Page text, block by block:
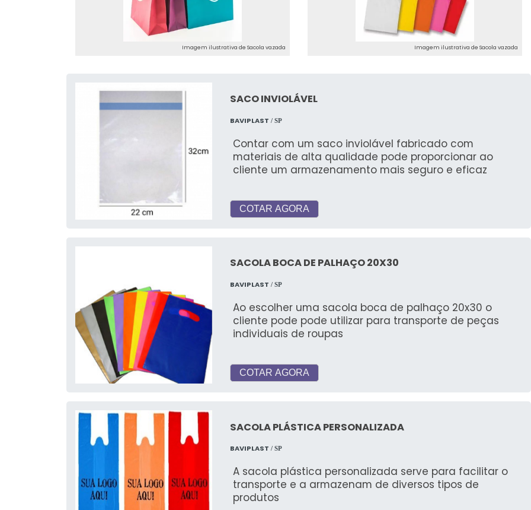
Imagem ilustrativa de Sacola vazada Imagem ilustrativa de Sacola vazada
SACO INVIOLÁVEL
BAVIPLAST / SP
Contar com um saco inviolável fabricado com
materiais de alta qualidade pode proporcionar ao
cliente um armazenamento mais seguro e eficaz
COTAR AGORA
SACOLA BOCA DE PALHAÇO 20X30
BAVIPLAST / SP
Ao escolher uma sacola boca de palhaço 20x30 o
cliente pode pode utilizar para transporte de peças
individuais de roupas
COTAR AGORA
SACOLA PLÁSTICA PERSONALIZADA
BAVIPLAST / SP
A sacola plástica personalizada serve para facilitar o
transporte e a armazenam de diversos tipos de
produtos